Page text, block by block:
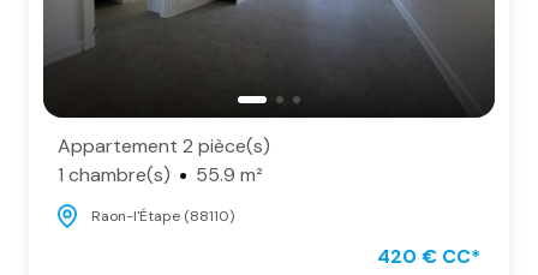
Appartement 2 pièce(s)
1 chambre(s)
55.9 m²
Raon-l'Étape (88110)
420 € CC*